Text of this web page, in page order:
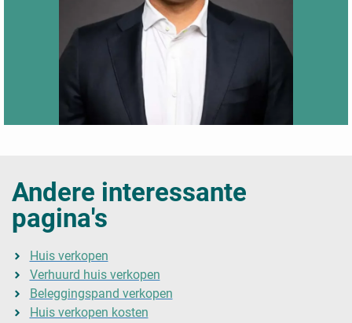
Andere interessante
pagina's
Huis verkopen
Verhuurd huis verkopen
Beleggingspand verkopen
Huis verkopen kosten